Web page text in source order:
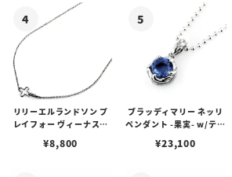
リリーエルランドソン プ
レイフォー ヴィーナスチ
¥8,800
ブラッディマリー ネッリ
ペンダント -果実- w/ティ
¥23,100